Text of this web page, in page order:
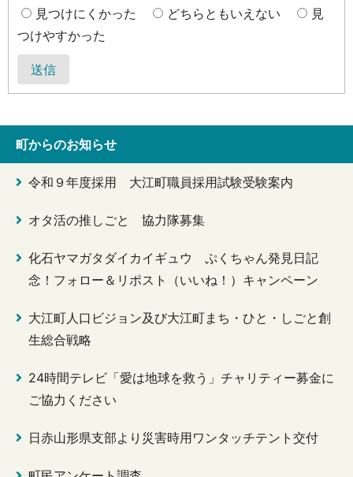
見つけにくかった
どちらともいえない
見
つけやすかった
送信
町からのお知らせ
令和９年度採用 大江町職員採用試験受験案内
オタ活の推しごと 協力隊募集
化石ヤマガタダイカイギュウ ぷくちゃん発見日記
念！フォロー＆リポスト（いいね！）キャンペーン
大江町人口ビジョン及び大江町まち・ひと・しごと創
生総合戦略
24時間テレビ「愛は地球を救う」チャリティー募金に
ご協力ください
日赤山形県支部より災害時用ワンタッチテント交付